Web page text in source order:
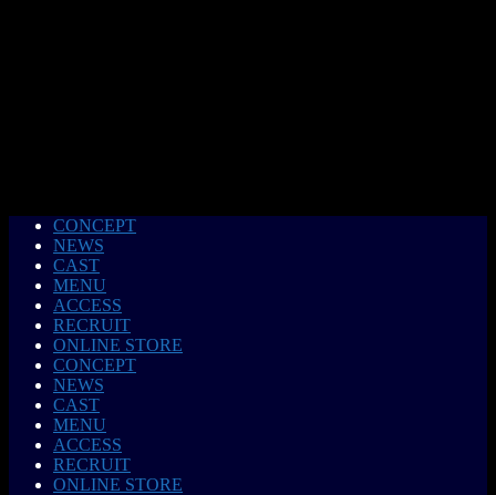
CONCEPT
NEWS
CAST
MENU
ACCESS
RECRUIT
ONLINE STORE
CONCEPT
NEWS
CAST
MENU
ACCESS
RECRUIT
ONLINE STORE